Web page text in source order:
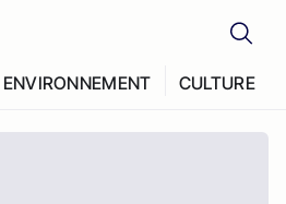
ENVIRONNEMENT CULTURE